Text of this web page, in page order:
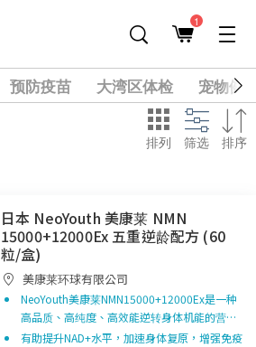
1
预防疫苗 大湾区体检
宠物健
排列 筛选 排序
日本 NeoYouth 美康莱 NMN
15000+12000Ex 五重逆龄配方 (60
粒/盒)
美康莱环球有限公司
NeoYouth美康莱NMN15000+12000Ex是一种
高品质、高纯度、高效能逆转身体机能的营…
有助提升NAD+水平，加速身体复原，增强免疫